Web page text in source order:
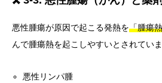
悪性腫瘍が原因で起こる発熱を「腫瘍
んで腫瘍熱を起こしやすいとされていま
悪性リンパ腫